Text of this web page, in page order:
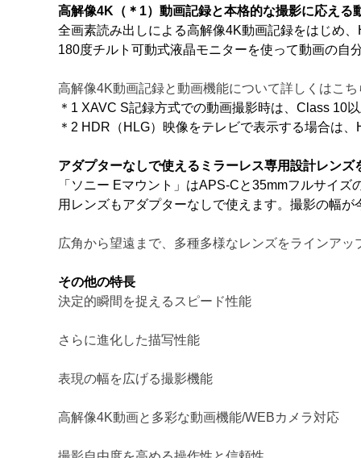
高解像4K（＊1）動画記録と本格的な撮影に応える
全画素読み出しによる高解像4K動画記録をはじめ
180度チルト可動式液晶モニターを使って動画の自
高解像4K動画記録と動画機能について詳しくはこち
＊1 XAVC S記録方式での動画撮影時は、Class 10
＊2 HDR（HLG）映像をテレビで表示する場合は
アダプターなしで使えるミラーレス専用設計レンズ
「ソニー Eマウント」はAPS-Cと35mmフルサイ
用レンズもアダプターなしで使えます。撮影の幅
広角から望遠まで、多種多様なレンズをラインアッ
その他の特長
決定的瞬間を捉えるスピード性能
さらに進化した描写性能
表現の幅を広げる撮影機能
高解像4K動画と多彩な動画機能/WEBカメラ対応